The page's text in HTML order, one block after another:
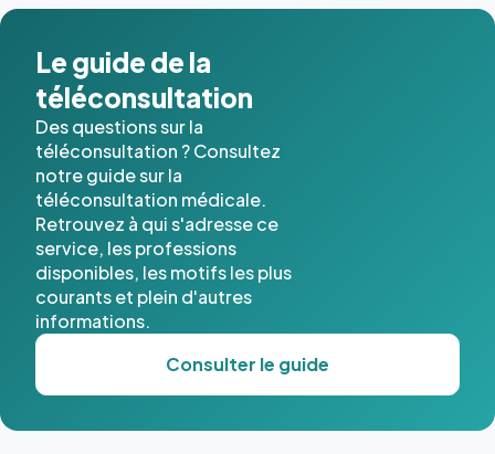
cas. #}
Le guide de la
téléconsultation
Des questions sur la
téléconsultation ? Consultez
notre guide sur la
téléconsultation médicale.
Retrouvez à qui s'adresse ce
service, les professions
disponibles, les motifs les plus
courants et plein d'autres
informations.
Consulter le guide